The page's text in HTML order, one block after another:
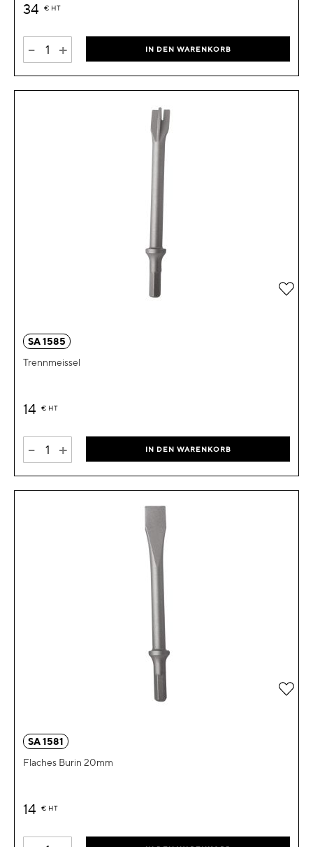
34 € HT
- + IN DEN WARENKORB
SA 1585
Trennmeissel
14 € HT
- + IN DEN WARENKORB
Zur
SA 1581
Flaches Burin 20mm
14 € HT
Zur